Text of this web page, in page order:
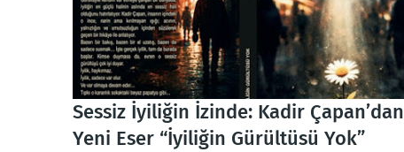
Sessiz İyiliğin İzinde: Kadir Çapan’dan
Yeni Eser “İyiliğin Gürültüsü Yok”